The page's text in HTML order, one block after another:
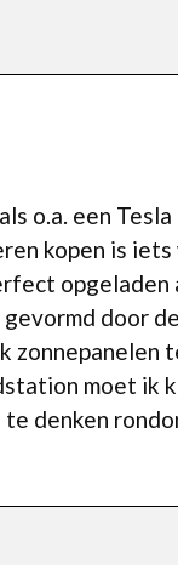
o.a. een
kopen is
opgeladen
door
zonnepanelen
moet ik
te denken